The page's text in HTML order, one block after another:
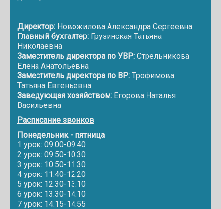
Директор: Новожилова Александра Сергеевна
Главный бухгалтер: Грузинская Татьяна
Николаевна
Заместитель директора по УВР: Стрельникова
Елена Анатольевна
Заместитель директора по ВР: Трофимова
Татьяна Евгеньевна
Заведующая хозяйством: Егорова Наталья
Васильевна
Расписание звонков
Понедельник - пятница
1 урок: 09.00-09.40
2 урок: 09.50-10.30
3 урок: 10.50-11.30
4 урок: 11.40-12.20
5 урок: 12.30-13.10
6 урок: 13.30-14.10
7 урок: 14.15-14.55